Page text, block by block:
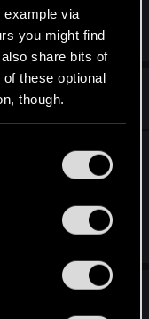
example via
you might find
share bits of
these optional
though.
them in the
Last edited:Oct 27, 2017
Last edited:Oct 28, 2017